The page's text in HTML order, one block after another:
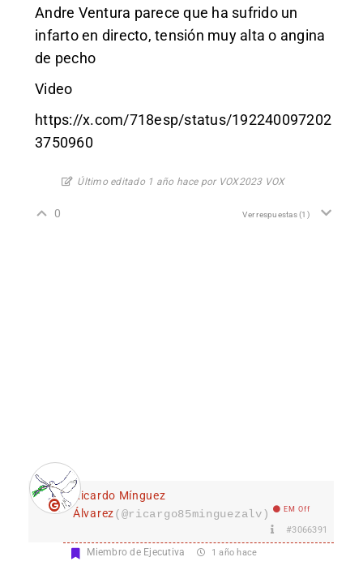
Andre Ventura parece que ha sufrido un
infarto en directo, tensión muy alta o angina
de pecho
Video
https://x.com/718esp/status/192240097202
3750960
Último editado 1 año hace por VOX2023 VOX
0 Ver respuestas(1)
Ricardo Mínguez
Álvarez(@ricargo85minguezalv) EM Off
#3066391
Miembro de Ejecutiva 1 año hace